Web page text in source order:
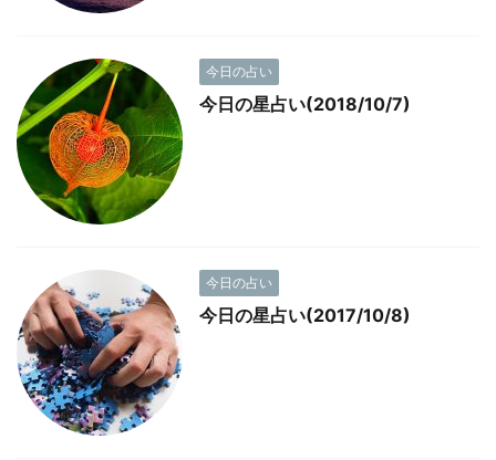
今日の占い
今日の星占い(2018/10/7)
今日の占い
今日の星占い(2017/10/8)